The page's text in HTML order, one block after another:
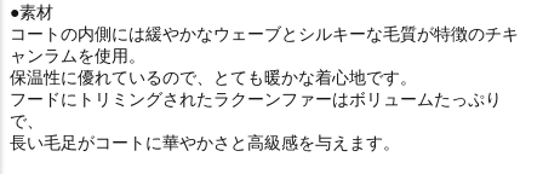
●素材
コートの内側には緩やかなウェーブとシルキーな毛質が特徴のチキ
ャンラムを使用。
保温性に優れているので、とても暖かな着心地です。
フードにトリミングされたラクーンファーはボリュームたっぷり
で、
長い毛足がコートに華やかさと高級感を与えます。